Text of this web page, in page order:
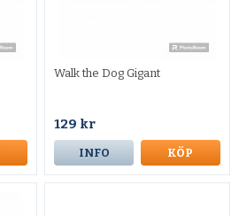
Walk the Dog Gigant
129 kr
INFO KÖP